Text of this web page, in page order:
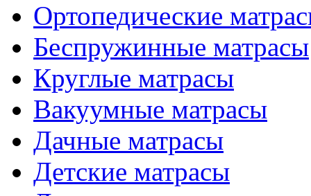
Ортопедические
Беспружинные матрасы
Круглые матрасы
Вакуумные матрасы
Дачные матрасы
Детские матрасы